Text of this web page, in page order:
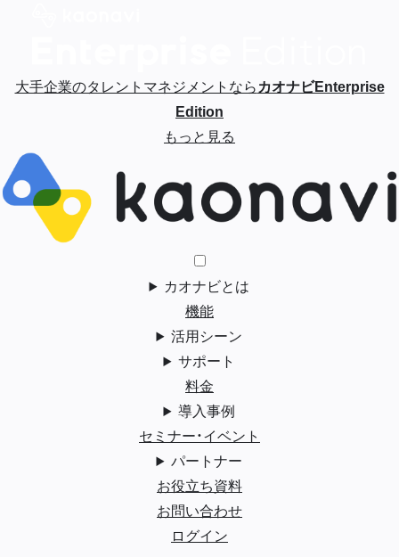
大手企業のタレントマネジメントならカオナビEnterprise
Edition
もっと見る
カオナビとは
機能
活用シーン
サポート
料金
導入事例
セミナー・イベント
パートナー
お役立ち資料
お問い合わせ
ログイン